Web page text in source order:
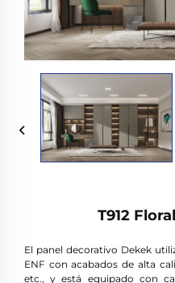
T912
El panel decorativo Dekek
ENF con acabados de alta
etc., y está equipado con